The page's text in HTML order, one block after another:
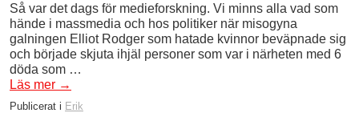
Så var det dags för medieforskning. Vi minns alla vad som
hände i massmedia och hos politiker när misogyna
galningen Elliot Rodger som hatade kvinnor beväpnade sig
och började skjuta ihjäl personer som var i närheten med 6
döda som …
Läs mer →
Publicerat i Erik